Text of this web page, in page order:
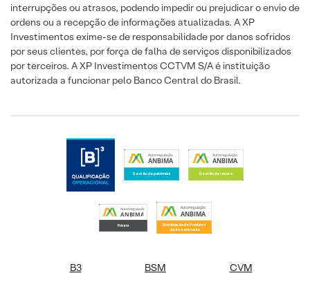
interrupções ou atrasos, podendo impedir ou prejudicar o envio de
ordens ou a recepção de informações atualizadas. A XP
Investimentos exime-se de responsabilidade por danos sofridos
por seus clientes, por força de falha de serviços disponibilizados
por terceiros. A XP Investimentos CCTVM S/A é instituição
autorizada a funcionar pelo Banco Central do Brasil.
B3 BSM
CVM